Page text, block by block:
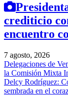
crediticio
encuentro
7 agosto, 2026
Delegaciones de
la Comisión Mixta
Delcy Rodríguez:
sembrada en el